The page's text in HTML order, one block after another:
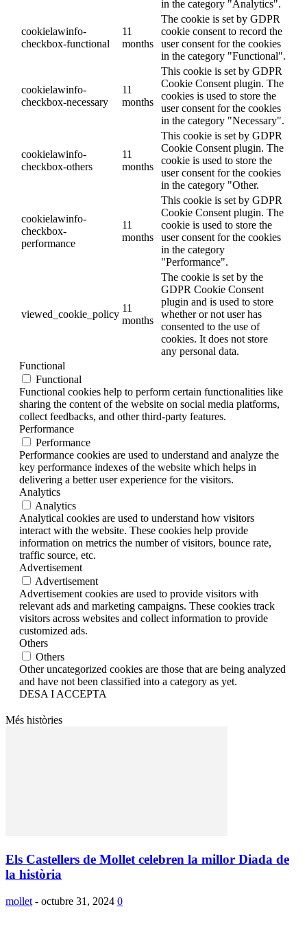
in the category "Analytics".
cookielawinfo-
checkbox-functional
11
months
The cookie is set by GDPR
cookie consent to record the
user consent for the cookies
in the category "Functional".
cookielawinfo-
checkbox-necessary
11
months
This cookie is set by GDPR
Cookie Consent plugin. The
cookies is used to store the
user consent for the cookies
in the category "Necessary".
cookielawinfo-
checkbox-others
11
months
This cookie is set by GDPR
Cookie Consent plugin. The
cookie is used to store the
user consent for the cookies
in the category "Other.
cookielawinfo-
checkbox-
performance
11
months
This cookie is set by GDPR
Cookie Consent plugin. The
cookie is used to store the
user consent for the cookies
in the category
"Performance".
viewed_cookie_policy
11
months
The cookie is set by the
GDPR Cookie Consent
plugin and is used to store
whether or not user has
consented to the use of
cookies. It does not store
any personal data.
Functional
Functional
Functional cookies help to perform certain functionalities like
sharing the content of the website on social media platforms,
collect feedbacks, and other third-party features.
Performance
Performance
Performance cookies are used to understand and analyze the
key performance indexes of the website which helps in
delivering a better user experience for the visitors.
Analytics
Analytics
Analytical cookies are used to understand how visitors
interact with the website. These cookies help provide
information on metrics the number of visitors, bounce rate,
traffic source, etc.
Advertisement
Advertisement
Advertisement cookies are used to provide visitors with
relevant ads and marketing campaigns. These cookies track
visitors across websites and collect information to provide
customized ads.
Others
Others
Other uncategorized cookies are those that are being analyzed
and have not been classified into a category as yet.
DESA I ACCEPTA
Més històries
Els Castellers de Mollet celebren la millor Diada de
la història
mollet - octubre 31, 2024 0